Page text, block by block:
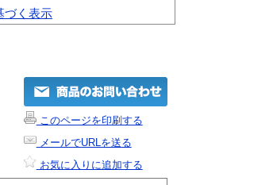
づく表示
このページを印刷する
メールでURLを送る
お気に入りに追加する